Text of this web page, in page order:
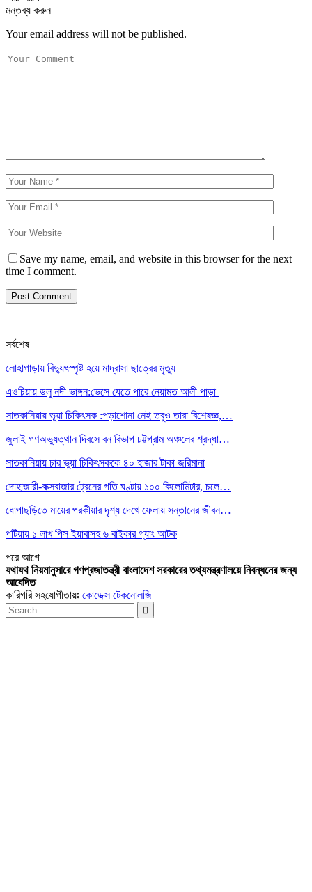
মন্তব্য করুন
Your email address will not be published.
Save my name, email, and website in this browser for the next
time I comment.
সর্বশেষ
লোহাগাড়ায় বিদ্যুৎস্পৃষ্ট হয়ে মাদ্রাসা ছাত্রের মৃত্যু
এওচিয়ায় ডলু নদী ভাঙ্গন:ভেসে যেতে পারে নেয়ামত আলী পাড়া
সাতকানিয়ায় ভূয়া চিকিৎসক :পড়াশোনা নেই তবুও তারা বিশেষজ্ঞ,…
জুলাই গণঅভ্যুত্থান দিবসে বন বিভাগ চট্টগ্রাম অঞ্চলের শ্রদ্ধা…
সাতকানিয়ায় চার ভুয়া চিকিৎসককে ৪০ হাজার টাকা জরিমানা
দোহাজারী-কক্সবাজার ট্রেনের গতি ঘণ্টায় ১০০ কিলোমিটার, চলে…
ধোপাছড়িতে মায়ের পরকীয়ার দৃশ্য দেখে ফেলায় সন্তানের জীবন…
পটিয়ায় ১ লাখ পিস ইয়াবাসহ ৬ বাইকার গ্যাং আটক
পরেআগে
যথাযথ নিয়মানুসারে গণপ্রজাতন্ত্রী বাংলাদেশ সরকারের তথ্যমন্ত্রণালয়ে নিবন্ধনের জন্য
আবেদিত
কারিগরি সহযোগীতায়ঃ কোডেক্স টেকনোলজি